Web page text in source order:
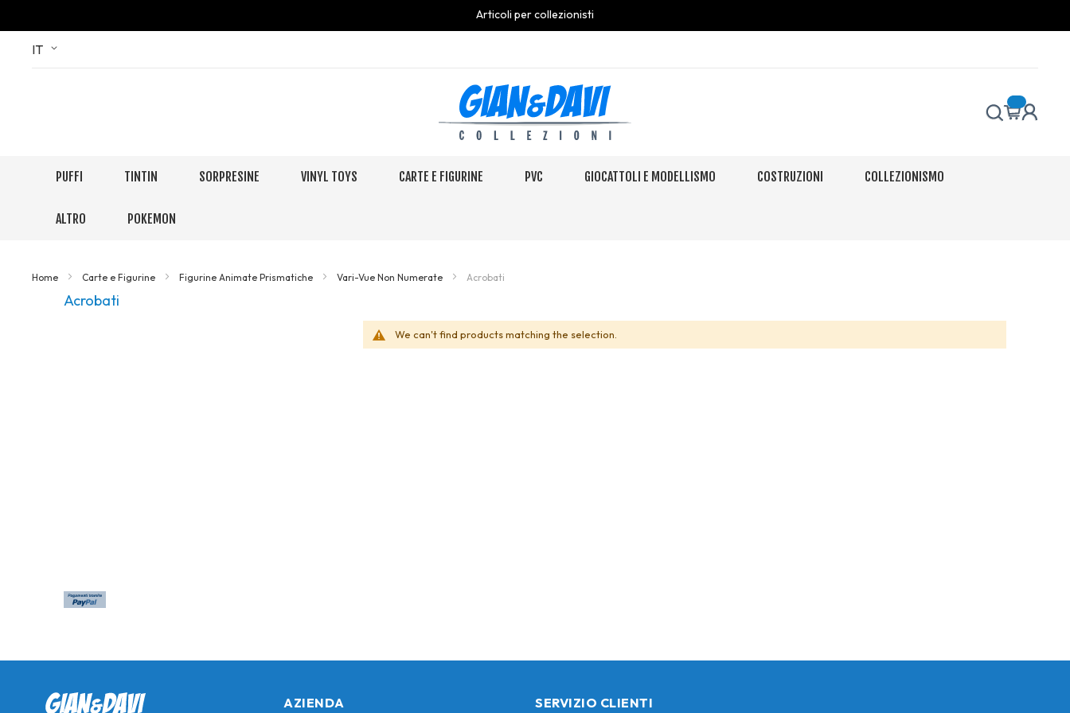
Articoli per collezionisti
Skip
Language
IT
PUFFI TINTIN SORPRESINE VINYL TOYS CARTE E FIGURINE PVC GIOCATTOLI E MODELLISMO COSTRUZIONI COLLEZIONISMO
ALTRO POKEMON
Home Carte e Figurine Figurine Animate Prismatiche Vari-Vue Non Numerate Acrobati
Acrobati
We can't find products matching the selection.
AZIENDA SERVIZIO CLIENTI